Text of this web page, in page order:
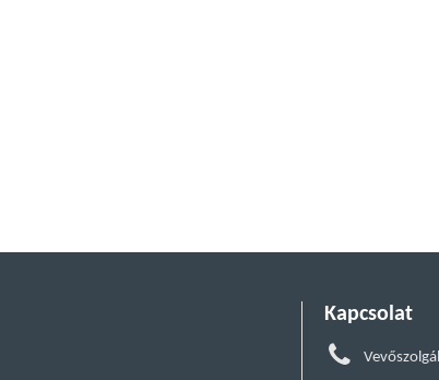
Kapcsolat